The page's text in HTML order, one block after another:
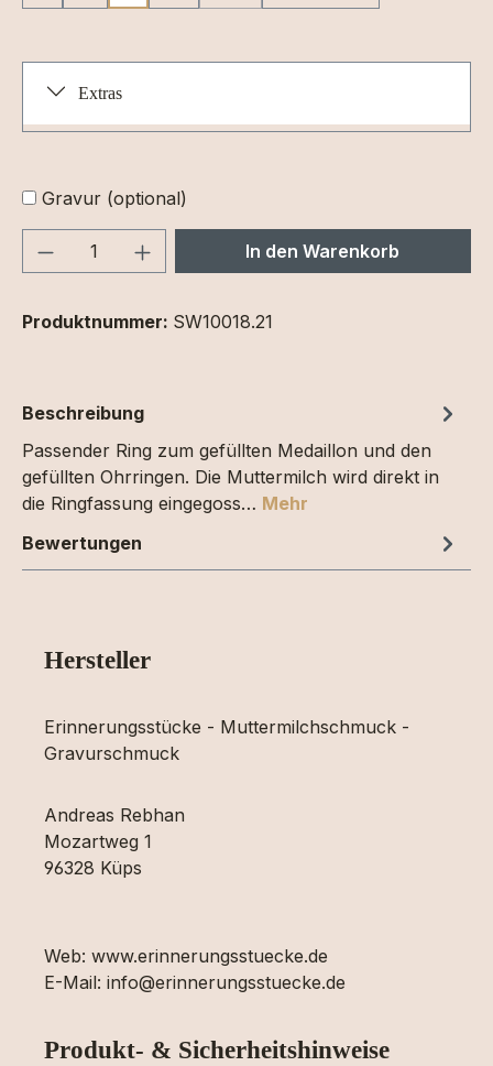
Extras
Gravur (optional)
Produkt Anzahl: Gib denIn den Warenkorb
Produktnummer: SW10018.21
Beschreibung
Passender Ring zum gefüllten Medaillon und den
gefüllten Ohrringen. Die Muttermilch wird direkt in
die Ringfassung eingegoss… Mehr
Bewertungen
Hersteller
Erinnerungsstücke - Muttermilchschmuck -
Gravurschmuck
Andreas Rebhan
Mozartweg 1
96328 Küps
Web: www.erinnerungsstuecke.de
E-Mail: info@erinnerungsstuecke.de
Produkt- & Sicherheitshinweise